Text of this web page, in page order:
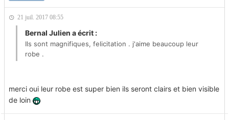
21 juil. 2017 08:55
Bernal Julien a écrit :
Ils sont magnifiques, felicitation . j'aime beaucoup leur
robe .
merci oui leur robe est super bien ils seront clairs et bien visible
de loin